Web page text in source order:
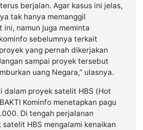
berjalan. Agar kasus ini jelas,
tak hanya memanggil
ini, namun juga meminta
sebelumnya terkait
yang pernah dikerjakan
sampai proyek tersebut
uang Negara,” ulasnya.
dalam proyek satelit HBS (Hot
Kominfo menetapkan pagu
Di tengah perjalanan
HBS mengalami kenaikan